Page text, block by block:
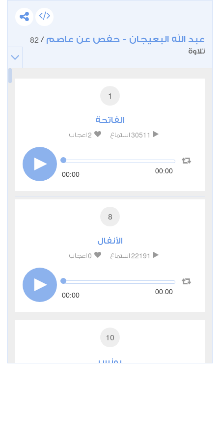
عبد الله البعيجان - حفص عن عاصم /
82
تلاوة
1
الفاتحة
30511 استماع 2 اعجاب
00:00 00:00
8
الأنفال
22191 استماع 0 اعجاب
00:00 00:00
10
يونس